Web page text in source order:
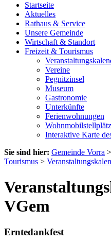
Startseite
Aktuelles
Rathaus & Service
Unsere Gemeinde
Wirtschaft & Standort
Freizeit & Tourismus
Vereine
Pegnitzinsel
Museum
Gastronomie
Unterkünfte
Ferienwohnungen
Interaktive Karte
Sie sind hier: Gemeinde Vorra >
Tourismus >
VGem
Erntedankfest